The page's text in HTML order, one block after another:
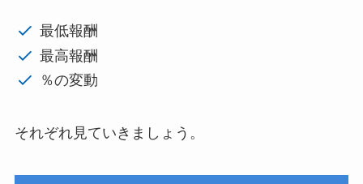
最低報酬
最高報酬
％の変動
それぞれ見ていきましょう。